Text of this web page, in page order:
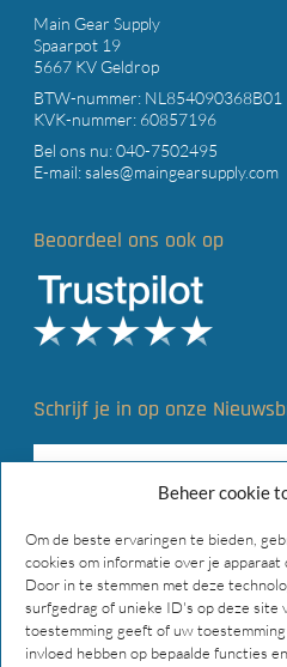
Beheer cookie
Om de beste ervaringen te bieden,
cookies om informatie over je apparaat
Door in te stemmen met deze
surfgedrag of unieke ID's op deze site
toestemming geeft of uw
invloed hebben op bepaalde functies
Main Gear Supply
Spaarpot 19
5667 KV Geldrop
BTW-nummer: NL854090368B01
KVK-nummer: 60857196
Bel ons nu:040-7502495
E-mail:sales@maingearsupply.com
Beoordeel ons ook op
Schrijf je in op onze